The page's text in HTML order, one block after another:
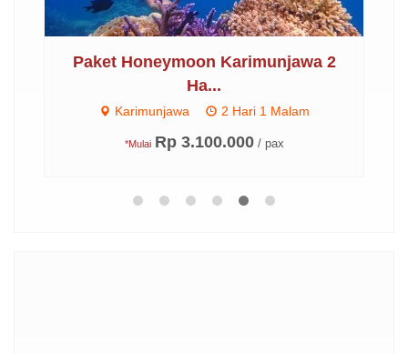
Paket Honeymoon Karimunjawa 2
Ha...
Karimunjawa 2 Hari 1 Malam
*Mulai Rp 3.100.000 / pax